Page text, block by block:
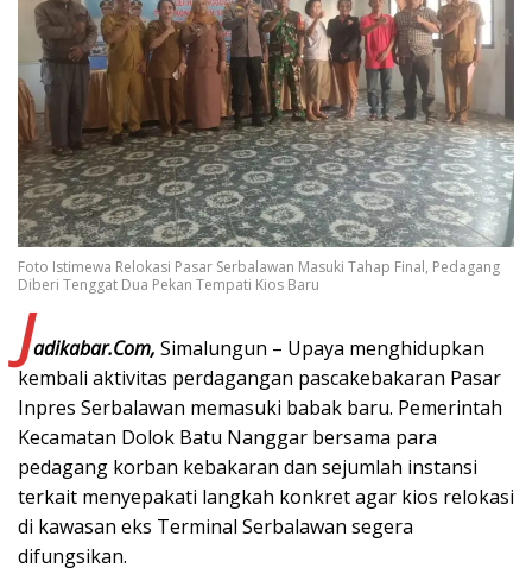
Foto Istimewa Relokasi Pasar Serbalawan Masuki Tahap Final, Pedagang
Diberi Tenggat Dua Pekan Tempati Kios Baru
Jadikabar.Com, Simalungun – Upaya menghidupkan
kembali aktivitas perdagangan pascakebakaran Pasar
Inpres Serbalawan memasuki babak baru. Pemerintah
Kecamatan Dolok Batu Nanggar bersama para
pedagang korban kebakaran dan sejumlah instansi
terkait menyepakati langkah konkret agar kios relokasi
di kawasan eks Terminal Serbalawan segera
difungsikan.